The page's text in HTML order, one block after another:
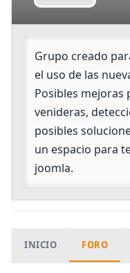
Grupo creado
el uso de las
Posibles mejoras
venideras,
posibles
un espacio para
joomla.
INICIO FORO